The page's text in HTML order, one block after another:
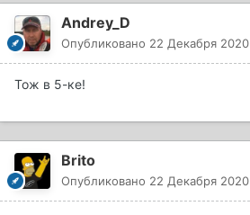
Andrey_D
Опубликовано 22 Декабря 2020
Тож в 5-ке!
Brito
Опубликовано 22 Декабря 2020